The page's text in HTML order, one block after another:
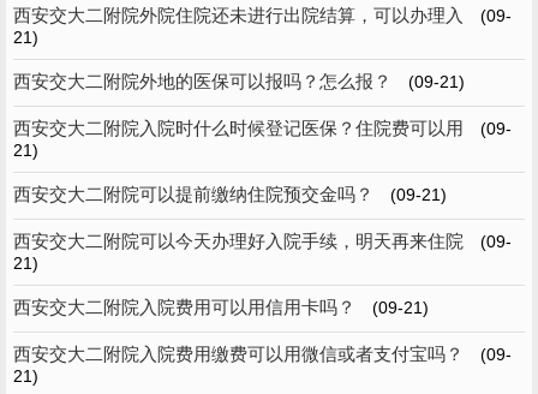
西安交大二附院外院住院还未进行出院结算，可以办理入
(09-
21)
西安交大二附院外地的医保可以报吗？怎么报？ (09-21)
西安交大二附院入院时什么时候登记医保？住院费可以用
(09-
21)
西安交大二附院可以提前缴纳住院预交金吗？ (09-21)
西安交大二附院可以今天办理好入院手续，明天再来住院
(09-
21)
西安交大二附院入院费用可以用信用卡吗？ (09-21)
西安交大二附院入院费用缴费可以用微信或者支付宝吗？
(09-
21)